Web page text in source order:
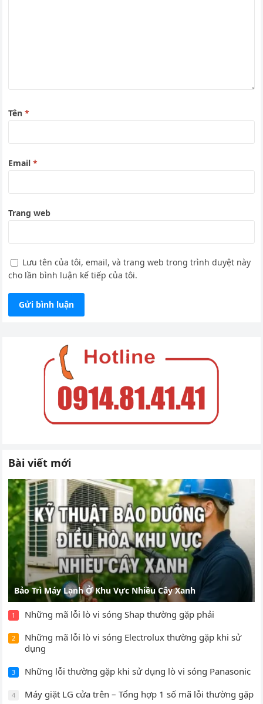
Tên*
Email*
Trang web
Lưu tên của tôi, email, và trang web trong trình duyệt này
cho lần bình luận kế tiếp của tôi.
Bài viết mới
Bảo Trì Máy Lạnh Ở Khu Vực Nhiều Cây Xanh
1 Những mã lỗi lò vi sóng Shap thường gặp phải
2
Những mã lỗi lò vi sóng Electrolux thường gặp khi sử
dụng
3 Những lỗi thường gặp khi sử dụng lò vi sóng Panasonic
4 Máy giặt LG cửa trên – Tổng hợp 1 số mã lỗi thường gặp